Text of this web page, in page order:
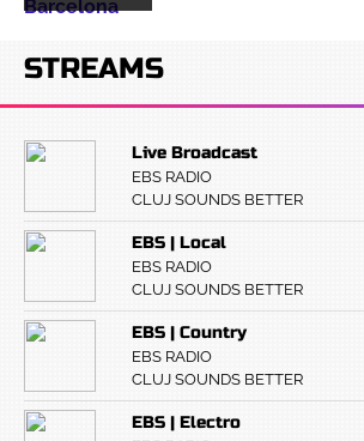
Barcelona
STREAMS
Live Broadcast
EBS RADIO
CLUJ SOUNDS BETTER
EBS | Local
EBS RADIO
CLUJ SOUNDS BETTER
EBS | Country
EBS RADIO
CLUJ SOUNDS BETTER
EBS | Electro